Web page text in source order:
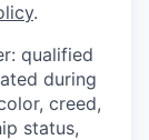
.
qualified
during
creed,
status,